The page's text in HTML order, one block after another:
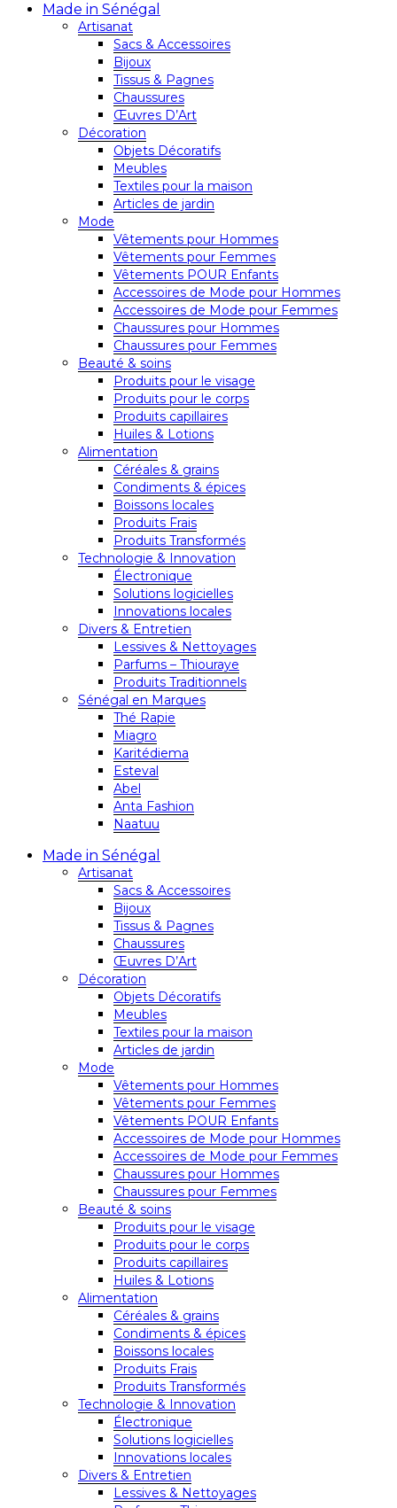
Made in Sénégal
Artisanat
Sacs & Accessoires
Bijoux
Tissus & Pagnes
Chaussures
Œuvres D’Art
Décoration
Objets Décoratifs
Meubles
Textiles pour la maison
Articles de jardin
Mode
Vêtements pour Hommes
Vêtements pour Femmes
Vêtements POUR Enfants
Accessoires de Mode pour Hommes
Accessoires de Mode pour Femmes
Chaussures pour Hommes
Chaussures pour Femmes
Beauté & soins
Produits pour le visage
Produits pour le corps
Produits capillaires
Huiles & Lotions
Alimentation
Céréales & grains
Condiments & épices
Boissons locales
Produits Frais
Produits Transformés
Technologie & Innovation
Électronique
Solutions logicielles
Innovations locales
Divers & Entretien
Lessives & Nettoyages
Parfums – Thiouraye
Produits Traditionnels
Sénégal en Marques
Thé Rapie
Miagro
Karitédiema
Esteval
Abel
Anta Fashion
Naatuu
Made in Sénégal
Artisanat
Sacs & Accessoires
Bijoux
Tissus & Pagnes
Chaussures
Œuvres D’Art
Décoration
Objets Décoratifs
Meubles
Textiles pour la maison
Articles de jardin
Mode
Vêtements pour Hommes
Vêtements pour Femmes
Vêtements POUR Enfants
Accessoires de Mode pour Hommes
Accessoires de Mode pour Femmes
Chaussures pour Hommes
Chaussures pour Femmes
Beauté & soins
Produits pour le visage
Produits pour le corps
Produits capillaires
Huiles & Lotions
Alimentation
Céréales & grains
Condiments & épices
Boissons locales
Produits Frais
Produits Transformés
Technologie & Innovation
Électronique
Solutions logicielles
Innovations locales
Divers & Entretien
Lessives & Nettoyages